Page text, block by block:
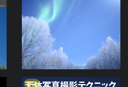
駒沢 満晴
PR